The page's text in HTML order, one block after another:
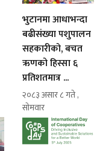
भुटानमा आधाभन्दा
बढीसंख्या पशुपालन
सहकारीको, बचत
ऋणको हिस्सा ६
प्रतिशतमात्र ...
२०८३ असार ८ गते ,
सोमवार